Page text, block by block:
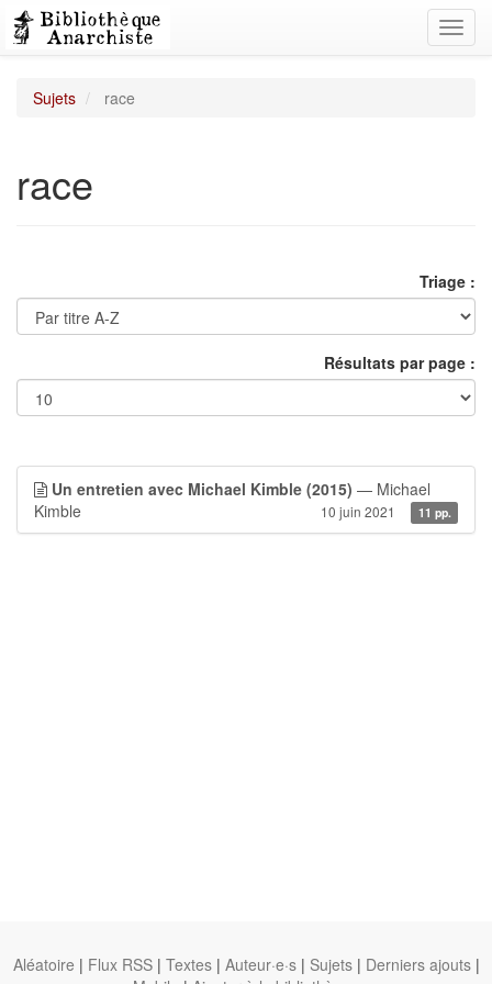
Sujets race
race
Triage :
Résultats par page :
Un entretien avec Michael Kimble (2015) — Michael
Kimble
10 juin 2021 11 pp.
Aléatoire | Flux RSS | Textes | Auteur·e·s | Sujets | Derniers ajouts |